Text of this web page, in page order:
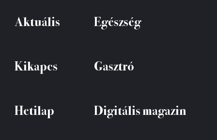
Aktuális Egészség
Kikapcs Gasztró
Hetilap Digitális magazin